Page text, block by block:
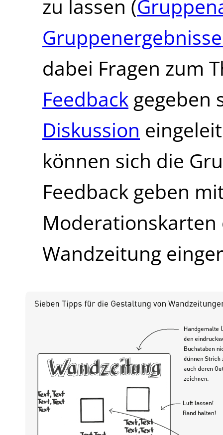
zu lassen (
dabei Fragen zum
Feedback gegeben
Diskussion
können sich die
Feedback geben
Wandzeitung